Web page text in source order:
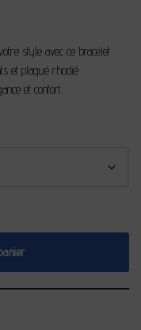
style avec ce bracelet
et plaqué rhodié
et confort.